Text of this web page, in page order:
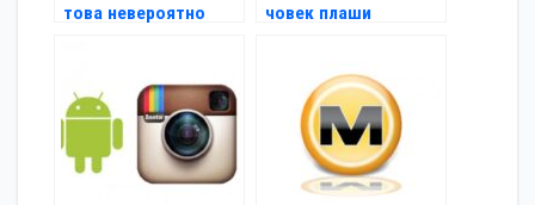
това невероятно
човек плаши